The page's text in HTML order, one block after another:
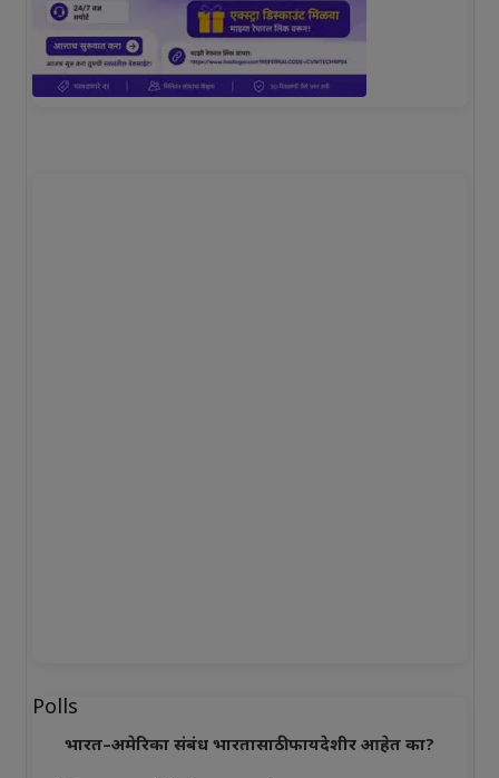
Polls
भारत–अमेरिका संबंध भारतासाठी फायदेशीर आहेत का?